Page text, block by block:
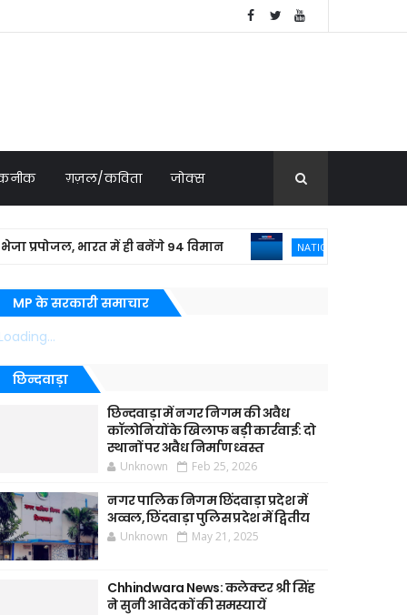
ग़ज़ल/कविता जोक्स
भारत में ही बनेंगे 94 विमान NATIONAL NEWS
MP के सरकारी समाचार
छिन्दवाड़ा
छिन्दवाड़ा में नगर निगम की अवैध
कॉलोनियों के खिलाफ बड़ी कार्रवाई: दो
स्थानों पर अवैध निर्माण ध्वस्त
Unknown Feb 25, 2026
नगर पालिक निगम छिंदवाड़ा प्रदेश में
अव्वल, छिंदवाड़ा पुलिस प्रदेश में द्वितीय
Unknown May 21, 2025
Chhindwara News: कलेक्टर श्री सिंह
ने सुनी आवेदकों की समस्यायें